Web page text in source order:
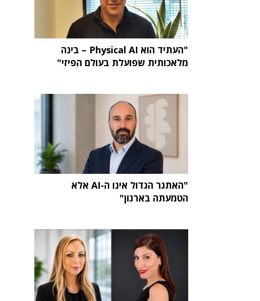
"העתיד הוא Physical AI – בינה
מלאכותית שפועלת בעולם הפיזי"
"האתגר הגדול אינו ה-AI אלא
הטמעתה בארגון"